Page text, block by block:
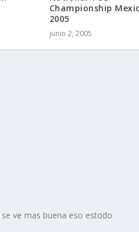
Championship
2005
junio 2, 2005
ve mas buena eso estodo